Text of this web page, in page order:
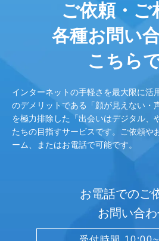
ご依頼・ご
各種お問い
こちら
インターネットの手軽さを最大限に活
のデメリットである「顔が見えない・
を極力排除した「出会いはデジタル、
たちの目指すサービスです。ご依頼や
ーム、またはお電話で可能です。
お電話でのご
お問い合